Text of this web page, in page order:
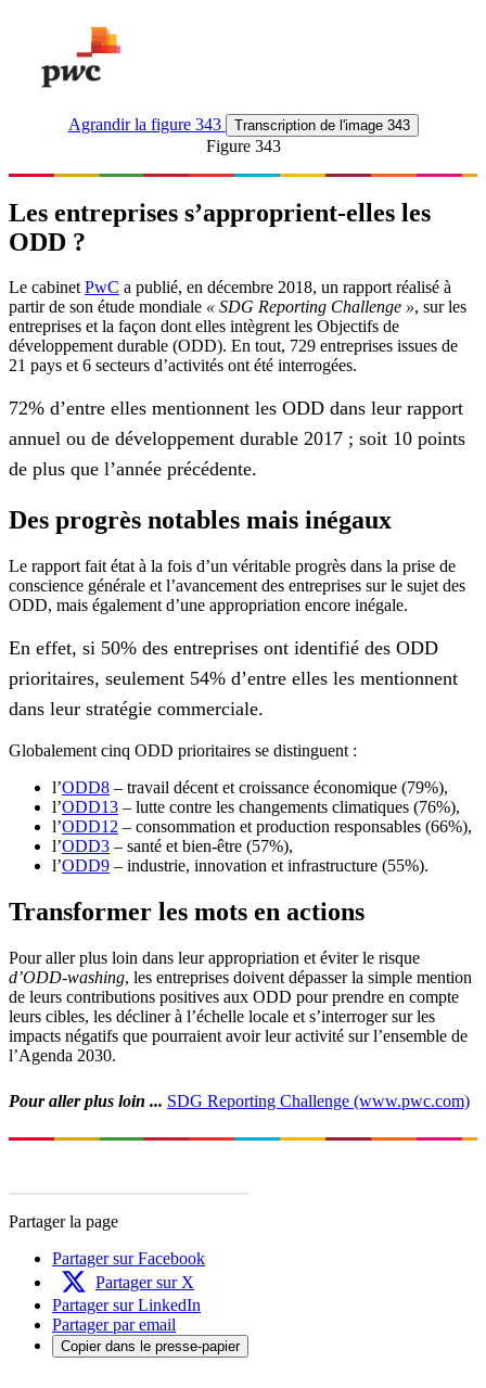
Agrandirla figure 343 Transcription de l'image 343
Figure 343
Les entreprises s’approprient-elles les
ODD ?
Le cabinetPwC a publié, en décembre 2018, un rapport réalisé à
partir de son étude mondiale « SDG Reporting Challenge », sur les
entreprises et la façon dont elles intègrent les Objectifs de
développement durable (ODD). En tout, 729 entreprises issues de
21 pays et 6 secteurs d’activités ont été interrogées.
72% d’entre elles mentionnent les ODD dans leur rapport
annuel ou de développement durable 2017 ; soit 10 points
de plus que l’année précédente.
Des progrès notables mais inégaux
Le rapport fait état à la fois d’un véritable progrès dans la prise de
conscience générale et l’avancement des entreprises sur le sujet des
ODD, mais également d’une appropriation encore inégale.
En effet, si 50% des entreprises ont identifié des ODD
prioritaires, seulement 54% d’entre elles les mentionnent
dans leur stratégie commerciale.
Globalement cinq ODD prioritaires se distinguent :
l’ODD8 – travail décent et croissance économique (79%),
l’ODD13 – lutte contre les changements climatiques (76%),
l’ODD12 – consommation et production responsables (66%),
l’ODD3 – santé et bien-être (57%),
l’ODD9 – industrie, innovation et infrastructure (55%).
Transformer les mots en actions
Pour aller plus loin dans leur appropriation et éviter le risque
d’ODD-washing, les entreprises doivent dépasser la simple mention
de leurs contributions positives aux ODD pour prendre en compte
leurs cibles, les décliner à l’échelle locale et s’interroger sur les
impacts négatifs que pourraient avoir leur activité sur l’ensemble de
l’Agenda 2030.
Pour aller plus loin ... SDG Reporting Challenge (www.pwc.com)
Partager la page
Partager sur Facebook
Partager sur X
Partager sur LinkedIn
Partager par email
Copier dans le presse-papier